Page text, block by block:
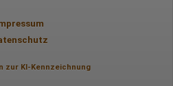
zur KI-Kennzeichnung